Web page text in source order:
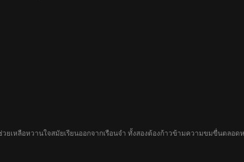
ยเหลือหวานใจสมัยเรียนออกจากเรือนจำ ทั้งสองต้องก้าวข้ามความขมขื่นตลอ